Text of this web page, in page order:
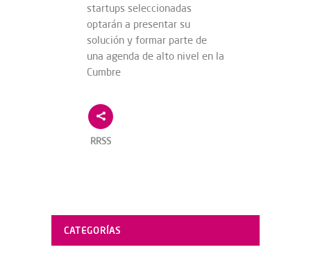
startups seleccionadas
optarán a presentar su
solución y formar parte de
una agenda de alto nivel en la
Cumbre
RRSS
CATEGORÍAS